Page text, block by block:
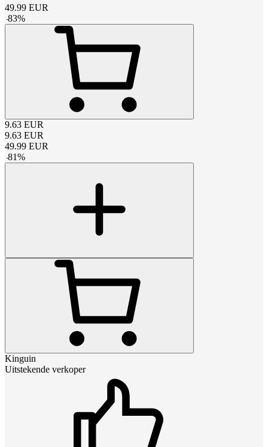
49.99 EUR
-83%
9.63 EUR
9.63 EUR
49.99 EUR
-81%
Kinguin
Uitstekende verkoper